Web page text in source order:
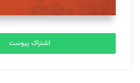
مصطفی مسجدی آرانی
تحریریه
بابک نقاش
تحریریه
اشتراک پیوست